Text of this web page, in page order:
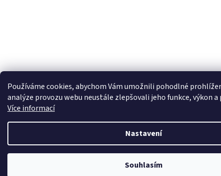
Používáme cookies, abychom Vám umožnili pohodlné
analýze provozu webu neustále zlepšovali jeho funkce, výkon
Více informací
Nastavení
Souhlasím